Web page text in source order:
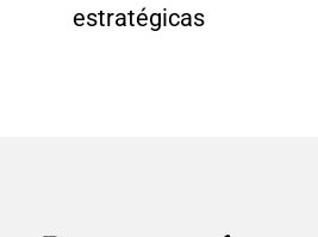
estratégicas